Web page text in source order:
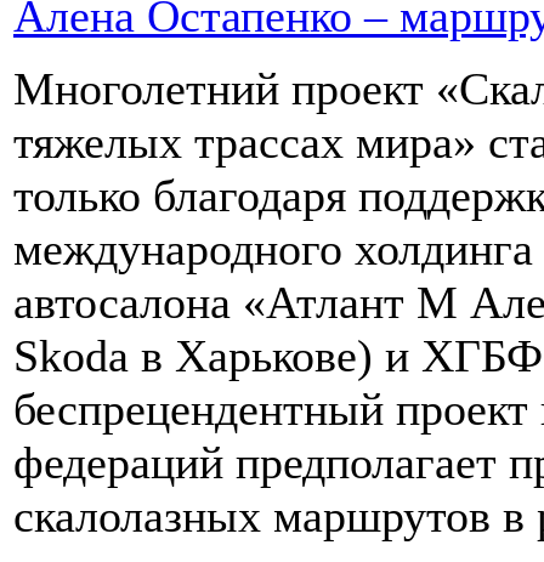
Алена Остапенко –
Многолетний проект
тяжелых трассах мира»
только благодаря
международного
автосалона «Атлант М
Skoda в Харькове) и
беспрецендентный
федераций предполагает
скалолазных маршрутов